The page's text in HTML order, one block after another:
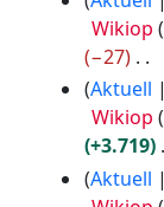
a
b
e
t
u
e
B
e
a
r
b
e
e
i
n
e
B
a
Wikiop
−27
K
e
i
n
e
Aktuell
Wikiop
+3.719
Aktuell